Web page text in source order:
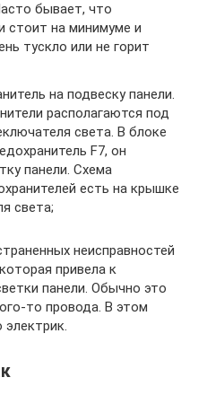
бывает, что
стоит на минимуме и
тускло или не горит
на подвеску панели.
располагаются под
света. В блоке
F7, он
панели. Схема
есть на крышке
света;
неисправностей
привела к
панели. Обычно это
то провода. В этом